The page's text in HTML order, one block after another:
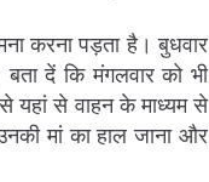
करना पड़ता है। बुधवार
दें कि मंगलवार को भी
यहां से वाहन के माध्यम से
मां का हाल जाना और